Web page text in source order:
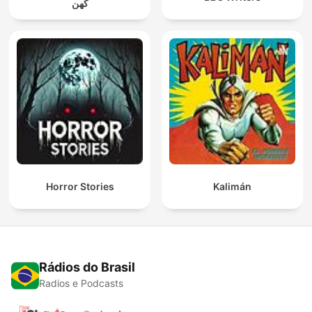
کهن
Horror Stories Kalimán
Rádios do Brasil
Radios e Podcasts